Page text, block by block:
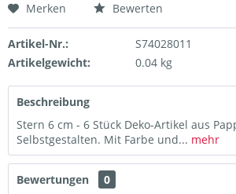
Merken Bewerten
Artikel-Nr.:
S74028011
Artikelgewicht:
0.04 kg
Beschreibung
Stern 6 cm - 6 Stück Deko-Artikel aus
Selbstgestalten. Mit Farbe und... mehr
Bewertungen
0